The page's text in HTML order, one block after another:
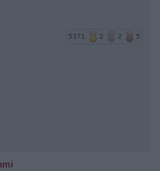
5371 2 2 5